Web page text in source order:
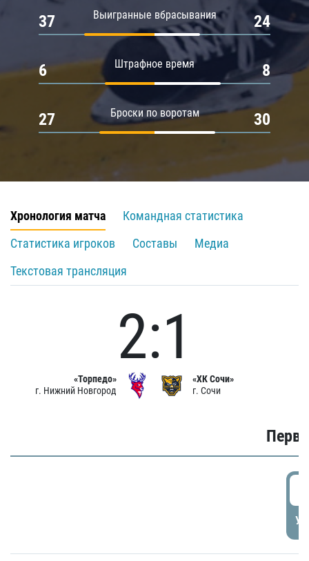
Выигранные вбрасывания
37 24
Штрафное время
6 8
Броски по воротам
27 30
Хронология матча
Командная статистика
Статистика игроков
Составы
Медиа
Текстовая трансляция
«Торпедо»
г. Нижний Новгород
2:1
«ХК Сочи»
г. Сочи